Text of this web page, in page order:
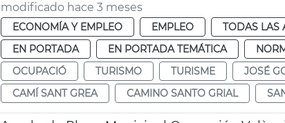
modificado hace 3 meses
ECONOMÍA Y EMPLEO EMPLEO TODAS LAS
EN PORTADA
EN PORTADA TEMÁTICA
OCUPACIÓ
TURISMO TURISME JOSÉ
CAMÍ SANT GREA
CAMINO SANTO GRIAL